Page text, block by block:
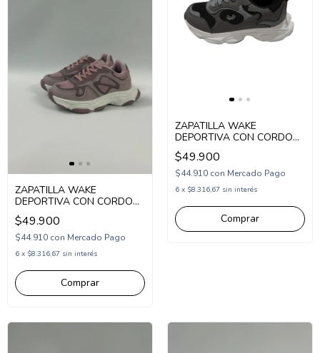
ZAPATILLA WAKE
DEPORTIVA CON CORDON
31-37 (1WK441)
$49.900
$44.910 con Mercado Pago
6 x $8.316,67 sin interés
Comprar
ZAPATILLA WAKE
DEPORTIVA CON CORDON
28-34 (1WK432)
$49.900
$44.910 con Mercado Pago
6 x $8.316,67 sin interés
Comprar